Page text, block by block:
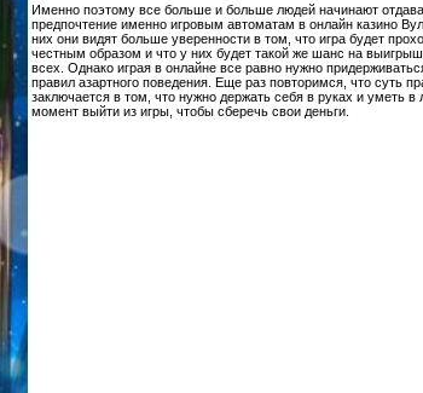
Именно поэтому все больше и больше людей начинают
предпочтение именно игровым автоматам в онлайн казино
них они видят больше уверенности в том, что игра будет
честным образом и что у них будет такой же шанс на
всех. Однако играя в онлайне все равно нужно
правил азартного поведения. Еще раз повторимся, что суть
заключается в том, что нужно держать себя в руках и уметь в
момент выйти из игры, чтобы сберечь свои деньги.